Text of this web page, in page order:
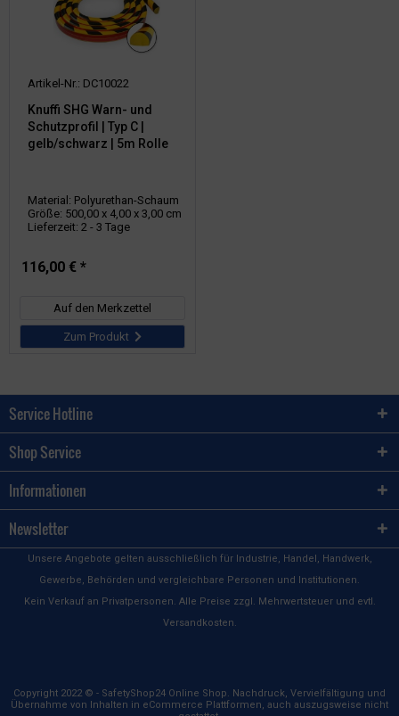
Artikel-Nr.: DC10022
Knuffi SHG Warn- und
Schutzprofil | Typ C |
gelb/schwarz | 5m Rolle
Material: Polyurethan-Schaum
Größe: 500,00 x 4,00 x 3,00 cm
Lieferzeit: 2 - 3 Tage
116,00 € *
Auf den Merkzettel
Zum Produkt
Service Hotline
Shop Service
Informationen
Newsletter
Unsere Angebote gelten ausschließlich für Industrie, Handel, Handwerk,
Gewerbe, Behörden und vergleichbare Personen und Institutionen.
Kein Verkauf an Privatpersonen. Alle Preise zzgl. Mehrwertsteuer und evtl.
Versandkosten.
Copyright 2022 © - SafetyShop24 Online Shop. Nachdruck, Vervielfältigung und
Übernahme von Inhalten in eCommerce Plattformen, auch auszugsweise nicht